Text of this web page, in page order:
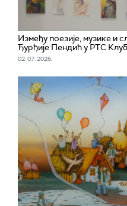
Између поезије, музике и
Ђурђије Пендић у РТС
02. 07. 2026.